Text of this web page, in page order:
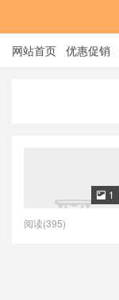
网站首页 优惠促销
 1
阅读(395)